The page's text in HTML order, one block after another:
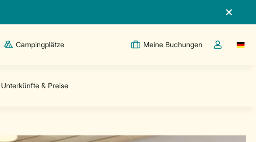
Campingplätze Meine Buchungen
Dropdown-